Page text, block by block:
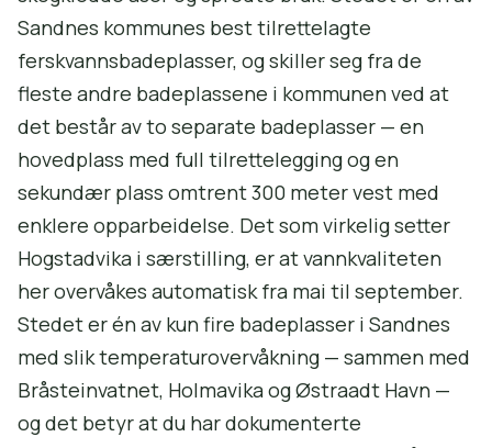
Sandnes kommunes best tilrettelagte
ferskvannsbadeplasser, og skiller seg fra de
fleste andre badeplassene i kommunen ved at
det består av to separate badeplasser — en
hovedplass med full tilrettelegging og en
sekundær plass omtrent 300 meter vest med
enklere opparbeidelse. Det som virkelig setter
Hogstadvika i særstilling, er at vannkvaliteten
her overvåkes automatisk fra mai til september.
Stedet er én av kun fire badeplasser i Sandnes
med slik temperaturovervåkning — sammen med
Bråsteinvatnet, Holmavika og Østraadt Havn —
og det betyr at du har dokumenterte